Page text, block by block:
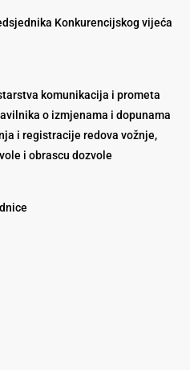
Konkurencijskog vijeća
komunikacija i prometa
o izmjenama i dopunama
i registracije redova vožnje,
i obrascu dozvole